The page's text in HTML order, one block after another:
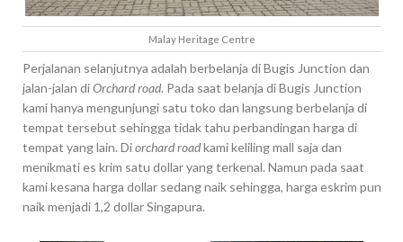
Malay Heritage Centre
Perjalanan selanjutnya adalah berbelanja di Bugis Junction dan
jalan-jalan diOrchard road. Pada saat belanja di Bugis Junction
kami hanya mengunjungi satu toko dan langsung berbelanja di
tempat tersebut sehingga tidak tahu perbandingan harga di
tempat yang lain. Diorchard roadkami keliling mall saja dan
menikmati es krim satu dollar yang terkenal. Namun pada saat
kami kesana harga dollar sedang naik sehingga, harga eskrim pun
naik menjadi 1,2 dollar Singapura.